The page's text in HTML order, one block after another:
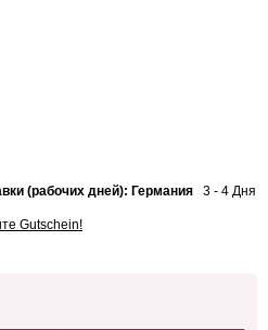
(рабочих дней): Германия 3 - 4 Дня
Gutschein!